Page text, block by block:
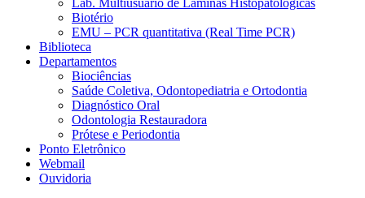
Lab. Multiusuário de Lâminas Histopatológicas
Biotério
EMU – PCR quantitativa (Real Time PCR)
Biblioteca
Departamentos
Biociências
Saúde Coletiva, Odontopediatria e Ortodontia
Diagnóstico Oral
Odontologia Restauradora
Prótese e Periodontia
Ponto Eletrônico
Webmail
Ouvidoria